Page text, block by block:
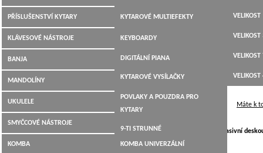
Máte k
Dreadnought (lidově Western) s masivní
JUMBO,
12-TI STRUNNÉ
9-TI STRUNNÉ
PŘÍSLUŠENSTVÍ KYTARY KYTAROVÉ MULTIEFEKTY
LADIČKY
KYTAROVÉ KABELY
KYTAROVÉ VYSÍLAČKY
POVLAKY A POUZDRA PRO
KYTARY
KLÁVESOVÉ NÁSTROJE KEYBOARDY
DIGITÁLNÍ PIANA
BANJA
MANDOLÍNY
UKULELE
SMYČCOVÉ NÁSTROJE
KOMBA KOMBA UNIVERZÁLNÍ